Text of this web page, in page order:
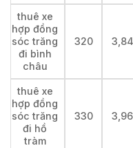
thuê xe
hợp đồng
sóc trăng
đi bình
châu
320
thuê xe
hợp đồng
sóc trăng
đi hồ
tràm
330